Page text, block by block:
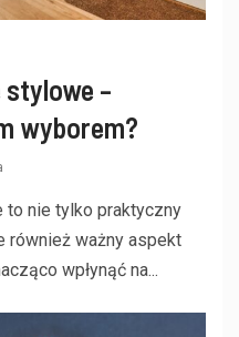
–
wyborem?
to nie tylko praktyczny
również ważny aspekt
wpłynąć na...